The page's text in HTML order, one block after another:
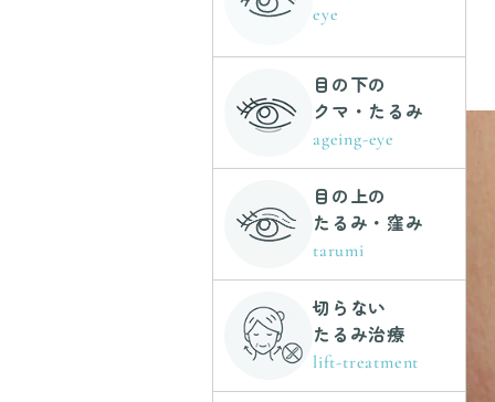
eye
目の下の
クマ・たるみ
ageing-eye
目の上の
たるみ・窪み
tarumi
切らない
たるみ治療
lift-treatment